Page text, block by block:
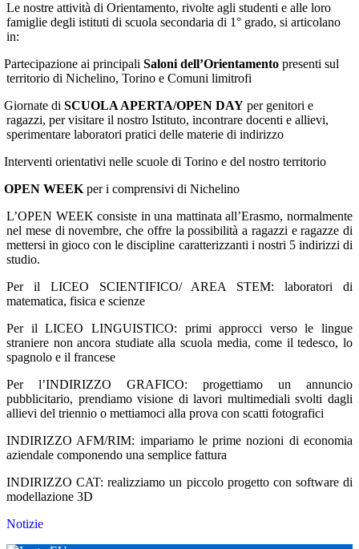
Le nostre attività di Orientamento, rivolte agli studenti e alle loro
famiglie degli istituti di scuola secondaria di 1° grado, si articolano
in:
Partecipazione ai principali Saloni dell’Orientamento presenti sul
territorio di Nichelino, Torino e Comuni limitrofi
Giornate di SCUOLA APERTA/OPEN DAY per genitori e
ragazzi, per visitare il nostro Istituto, incontrare docenti e allievi,
sperimentare laboratori pratici delle materie di indirizzo
Interventi orientativi nelle scuole di Torino e del nostro territorio
OPEN WEEKper i comprensivi di Nichelino
L’OPEN WEEK consiste in una mattinata all’Erasmo, normalmente
nel mese di novembre, che offre la possibilità a ragazzi e ragazze di
mettersi in gioco con le discipline caratterizzanti i nostri 5 indirizzi di
studio.
Per il LICEO SCIENTIFICO/ AREA STEM: laboratori di
matematica, fisica e scienze
Per il LICEO LINGUISTICO: primi approcci verso le lingue
straniere non ancora studiate alla scuola media, come il tedesco, lo
spagnolo e il francese
Per l’INDIRIZZO GRAFICO: progettiamo un annuncio
pubblicitario, prendiamo visione di lavori multimediali svolti dagli
allievi del triennio o mettiamoci alla prova con scatti fotografici
INDIRIZZO AFM/RIM: impariamo le prime nozioni di economia
aziendale componendo una semplice fattura
INDIRIZZO CAT: realizziamo un piccolo progetto con software di
modellazione 3D
Notizie